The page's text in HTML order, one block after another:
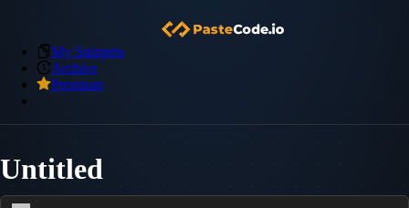
My Snippets
Archive
Premium
Untitled